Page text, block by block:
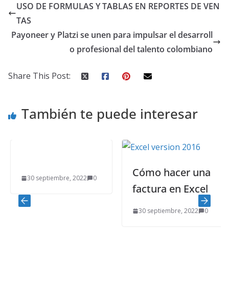
USO DE FORMULAS Y TABLAS EN REPORTES DE VEN
TAS
Payoneer y Platzi se unen para impulsar el desarroll
o profesional del talento colombiano
Share This Post:
También te puede interesar
30 septiembre, 2022 0
Cómo hacer una
factura en Excel
30 septiembre, 2022 0